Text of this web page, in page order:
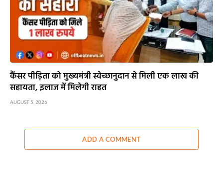
कैंसर पीड़िता को मुख्यमंत्री स्वेच्छानुदान से मिली एक लाख की
सहायता, इलाज में मिलेगी राहत
AUGUST 5, 2026
ADD A COMMENT